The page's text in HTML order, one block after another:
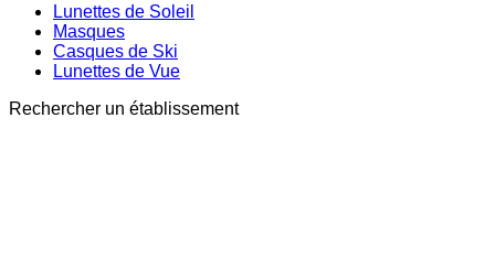
Lunettes de Soleil
Masques
Casques de Ski
Lunettes de Vue
Rechercher un établissement